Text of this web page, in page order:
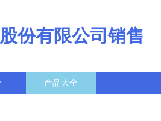
份有限公司销售
产品大全